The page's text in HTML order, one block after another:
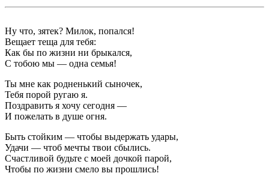
Ну что, зятек? Милок, попался!
Вещает теща для тебя:
Как бы по жизни ни брыкался,
С тобою мы — одна семья!
Ты мне как родненький сыночек,
Тебя порой ругаю я.
Поздравить я хочу сегодня —
И пожелать в душе огня.
Быть стойким — чтобы выдержать удары,
Удачи — чтоб мечты твои сбылись.
Счастливой будьте с моей дочкой парой,
Чтобы по жизни смело вы прошлись!